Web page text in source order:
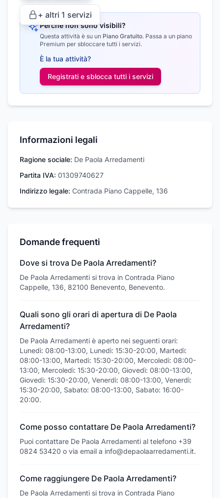
+ altri 1 servizi
Perché non sono visibili?
Questa attività è su un Piano Gratuito. Passa a un piano
Premium per sbloccare tutti i servizi.
È la tua attività?
Registrati e sblocca tutti i servizi
Informazioni legali
Ragione sociale: De Paola Arredamenti
Partita IVA: 01309740627
Indirizzo legale: Contrada Piano Cappelle, 136
Domande frequenti
Dove si trova De Paola Arredamenti?
De Paola Arredamenti si trova in Contrada Piano
Cappelle, 136, 82100 Benevento, Benevento.
Quali sono gli orari di apertura di De Paola
Arredamenti?
De Paola Arredamenti è aperto nei seguenti orari:
Lunedì: 08:00-13:00, Lunedì: 15:30-20:00, Martedì:
08:00-13:00, Martedì: 15:30-20:00, Mercoledì: 08:00-
13:00, Mercoledì: 15:30-20:00, Giovedì: 08:00-13:00,
Giovedì: 15:30-20:00, Venerdì: 08:00-13:00, Venerdì:
15:30-20:00, Sabato: 08:00-13:00, Sabato: 16:00-
20:00.
Come posso contattare De Paola Arredamenti?
Puoi contattare De Paola Arredamenti al telefono +39
0824 53420 o via email a info@depaolaarredamenti.it.
Come raggiungere De Paola Arredamenti?
De Paola Arredamenti si trova in Contrada Piano